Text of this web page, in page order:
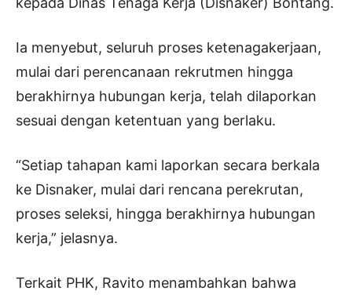
Ia menyebut, seluruh proses ketenagakerjaan,
mulai dari perencanaan rekrutmen hingga
berakhirnya hubungan kerja, telah dilaporkan
sesuai dengan ketentuan yang berlaku.
“Setiap tahapan kami laporkan secara berkala
ke Disnaker, mulai dari rencana perekrutan,
proses seleksi, hingga berakhirnya hubungan
kerja,” jelasnya.
Terkait PHK, Ravito menambahkan bahwa